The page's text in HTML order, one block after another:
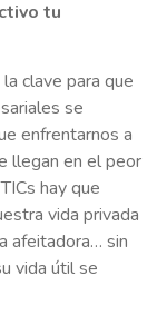
tu
clave para que
se
enfrentarnos a
llegan en el peor
hay que
vida privada
afeitadora… sin
vida útil se